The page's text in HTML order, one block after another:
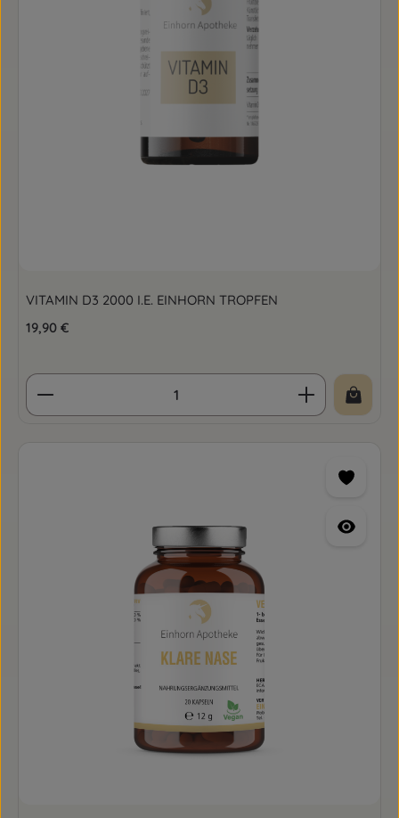
VITAMIN D3 2000 I.E. EINHORN TROPFEN
Regulärer Preis:
19,90 €
Produkt Anzahl: Gib den gewünschten Wert